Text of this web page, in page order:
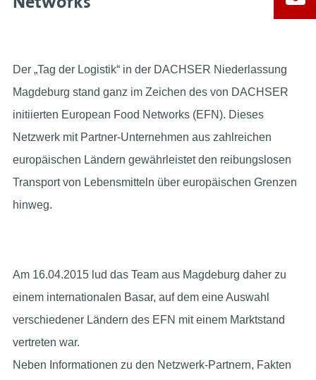
Der „Tag der Logistik“ in der DACHSER Niederlassung
Magdeburg stand ganz im Zeichen des von DACHSER
initiierten European Food Networks (EFN). Dieses
Netzwerk mit Partner-Unternehmen aus zahlreichen
europäischen Ländern gewährleistet den reibungslosen
Transport von Lebensmitteln über europäischen Grenzen
hinweg.
Am 16.04.2015 lud das Team aus Magdeburg daher zu
einem internationalen Basar, auf dem eine Auswahl
verschiedener Ländern des EFN mit einem Marktstand
vertreten war.
Neben Informationen zu den Netzwerk-Partnern, Fakten